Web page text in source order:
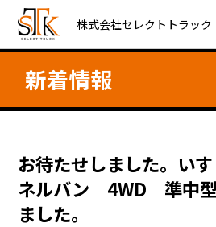
株式会社セレクトトラック
新着情報
お待たせしました。
ネルバン 4WD 準中
ました。